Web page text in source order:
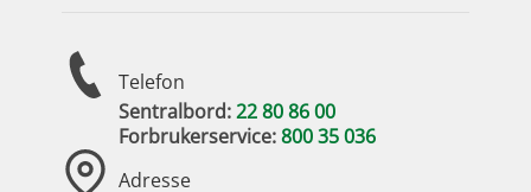
Telefon
Sentralbord:22 80 86 00
Forbrukerservice:800 35 036
Adresse